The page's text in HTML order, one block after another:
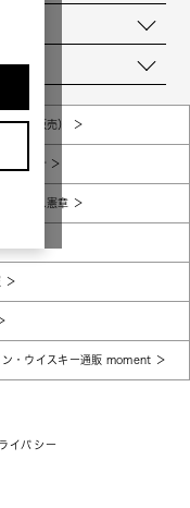
店頭販売）
保護方針
アンス憲章
ン・ウイスキー通販 moment